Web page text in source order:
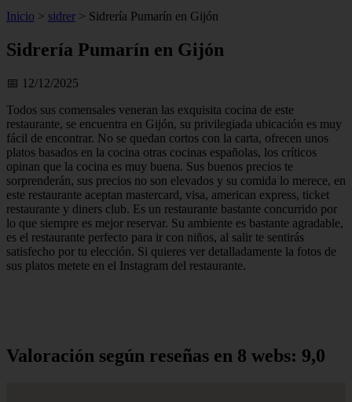
Inicio > sidrer > Sidrería Pumarín en Gijón
Sidrería Pumarín en Gijón
📅 12/12/2025
Todos sus comensales veneran las exquisita cocina de este
restaurante, se encuentra en Gijón, su privilegiada ubicación es muy
fácil de encontrar. No se quedan cortos con la carta, ofrecen unos
platos basados en la cocina otras cocinas españolas, los críticos
opinan que la cocina es muy buena. Sus buenos precios te
sorprenderán, sus precios no son elevados y su comida lo merece, en
este restaurante aceptan mastercard, visa, american express, ticket
restaurante y diners club. Es un restaurante bastante concurrido por
lo que siempre es mejor reservar. Su ambiente es bastante agradable,
es el restaurante perfecto para ir con niños, al salir te sentirás
satisfecho por tu elección. Si quieres ver detalladamente la fotos de
sus platos metete en el Instagram del restaurante.
Valoración según reseñas en 8 webs: 9,0